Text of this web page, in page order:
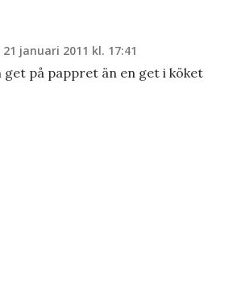
21 januari 2011 kl. 17:41
på pappret än en get i köket